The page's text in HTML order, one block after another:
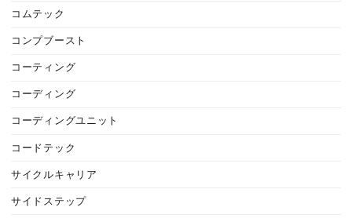
コムテック
コンプブースト
コーティング
コーディング
コーディングユニット
コードテック
サイクルキャリア
サイドステップ